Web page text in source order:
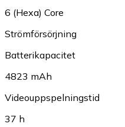
6 (Hexa) Core
Strömförsörjning
Batterikapacitet
4823 mAh
Videouppspelningstid
37 h